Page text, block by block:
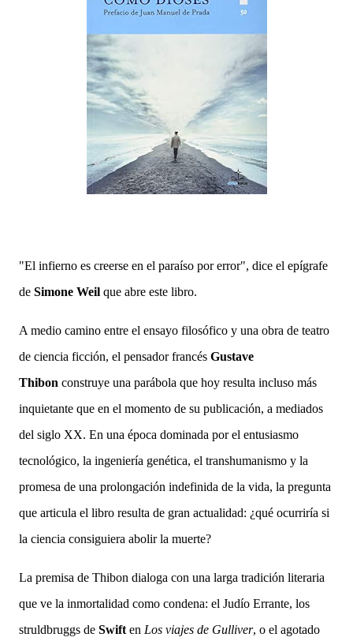
"El infierno es creerse en el paraíso por error", dice el epígrafe
de Simone Weil que abre este libro.
A medio camino entre el ensayo filosófico y una obra de teatro
de ciencia ficción, el pensador francés Gustave
Thibon construye una parábola que hoy resulta incluso más
inquietante que en el momento de su publicación, a mediados
del siglo XX. En una época dominada por el entusiasmo
tecnológico, la ingeniería genética, el transhumanismo y la
promesa de una prolongación indefinida de la vida, la pregunta
que articula el libro resulta de gran actualidad: ¿qué ocurriría si
la ciencia consiguiera abolir la muerte?
La premisa de Thibon dialoga con una larga tradición literaria
que ve la inmortalidad como condena: el Judío Errante, los
struldbruggs de Swift en Los viajes de Gulliver, o el agotado